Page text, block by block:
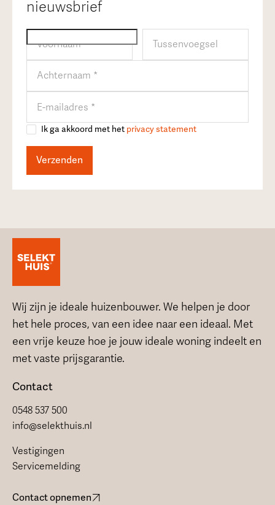
nieuwsbrief
Ik ga akkoord met het privacy statement
Wij zijn je ideale huizenbouwer. We helpen je door
het hele proces, van een idee naar een ideaal. Met
een vrije keuze hoe je jouw ideale woning indeelt en
met vaste prijsgarantie.
Contact
0548 537 500
info@selekthuis.nl
Vestigingen
Servicemelding
Contact opnemen